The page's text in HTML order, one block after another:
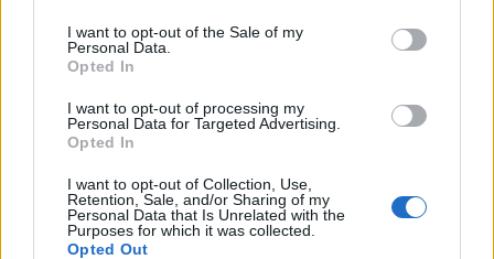
consent section.
I want to opt-out of the Sale of my
Personal Data.
Opted In
I want to opt-out of processing my
Personal Data for Targeted Advertising.
Opted In
I want to opt-out of Collection, Use,
Retention, Sale, and/or Sharing of my
Personal Data that Is Unrelated with the
Purposes for which it was collected.
Opted Out
útfelújítás Pestszentlőrinc XVIII. kerület Profunda Bau
Szinte teljes hosszában megújítják a Lakatos úti
lakótelep legfontosabb utcáját
Pestszentlőrinc egyik első lakótelepén kanyarog a Dolgozó utca,
amelynek komplex burkolatmegújításáért felel a Profunda Bau.